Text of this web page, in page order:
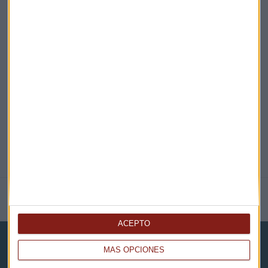
MÁS OPCIONES
ACEPTO
NOTICIAS RELACIONADAS